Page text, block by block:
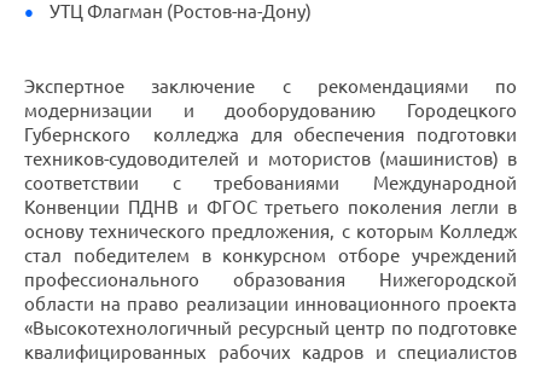
УТЦ Флагман (Ростов-на-Дону)
Экспертное заключение с рекомендациями по
модернизации и дооборудованию Городецкого
Губернского колледжа для обеспечения подготовки
техников-судоводителей и мотористов (машинистов) в
соответствии с требованиями Международной
Конвенции ПДНВ и ФГОС третьего поколения легли в
основу технического предложения, с которым Колледж
стал победителем в конкурсном отборе учреждений
профессионального образования Нижегородской
области на право реализации инновационного проекта
«Высокотехнологичный ресурсный центр по подготовке
квалифицированных рабочих кадров и специалистов